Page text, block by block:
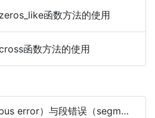
函数方法的使用
函数方法的使用
）与段错误（segmentation fault）